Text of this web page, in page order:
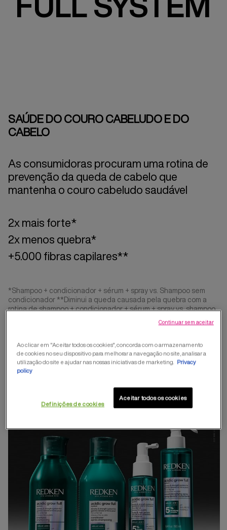
SAÚDE DO COURO CABELUDO E DO
CABELO
As consumidoras procuram uma rotina de
prevenção da queda de cabelo que
mantenha o couro cabeludo saudável
2x mais forte*
2x menos quebra*
+5.000 fibras capilares**
*Shampoo + condicionador + sérum + spray vs. Shampoo sem
condicionador **Diminui a queda causada pela quebra com a
rotina de shampoo + condicionador + sérum + spray vs. shampoo
COMPRAR AGORA
Ao clicar em "Aceitar todos os cookies", concorda com o armazenamento
de cookies no seu dispositivo para melhorar a navegação no site, analisar a
utilização do site e ajudar nas nossas iniciativas de marketing.
Privacy
policy
Definições de cookies
Aceitar todos os cookies
Continuar sem aceitar